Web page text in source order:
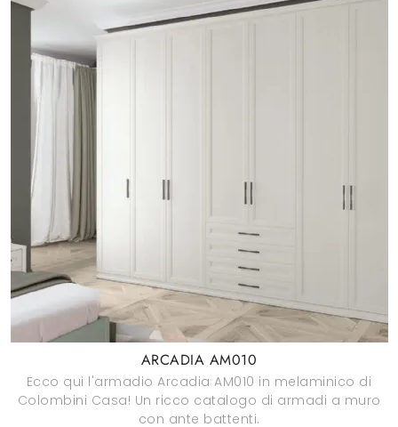
ARCADIA AM010
Ecco qui l'armadio Arcadia AM010 in melaminico di
Colombini Casa! Un ricco catalogo di armadi a muro
con ante battenti.